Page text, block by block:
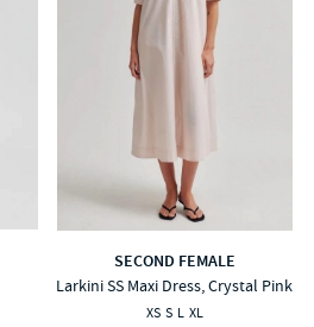
SECOND FEMALE
Larkini SS Maxi Dress, Crystal Pink
XS S L XL